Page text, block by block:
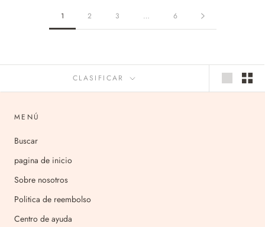
1 2 3 … 6
CLASIFICAR
MENÚ
Buscar
pagina de inicio
Sobre nosotros
Politica de reembolso
Centro de ayuda